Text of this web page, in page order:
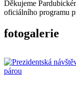
Děkujeme
oficiálního programu
fotogalerie